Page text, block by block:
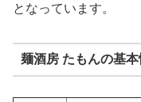
となっています。
麺酒房 たもんの基本